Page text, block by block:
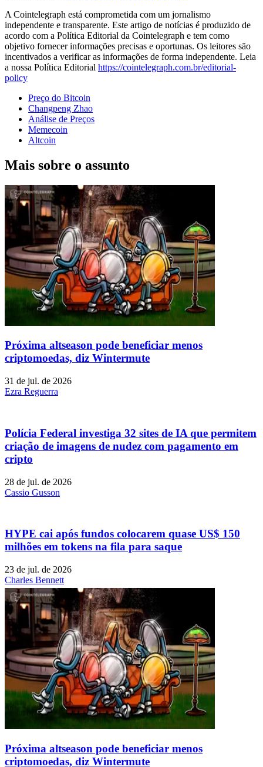
A Cointelegraph está comprometida com um jornalismo
independente e transparente. Este artigo de notícias é produzido de
acordo com a Política Editorial da Cointelegraph e tem como
objetivo fornecer informações precisas e oportunas. Os leitores são
incentivados a verificar as informações de forma independente. Leia
a nossa Política Editorial https://cointelegraph.com.br/editorial-
policy
Preço do Bitcoin
Changpeng Zhao
Análise de Preços
Memecoin
Altcoin
Mais sobre o assunto
Próxima altseason pode beneficiar menos
criptomoedas, diz Wintermute
31 de jul. de 2026
Ezra Reguerra
Polícia Federal investiga 32 sites de IA que permitem
criação de imagens de nudez com pagamento em
cripto
28 de jul. de 2026
Cassio Gusson
HYPE cai após fundos colocarem quase US$ 150
milhões em tokens na fila para saque
23 de jul. de 2026
Charles Bennett
Próxima altseason pode beneficiar menos
criptomoedas, diz Wintermute